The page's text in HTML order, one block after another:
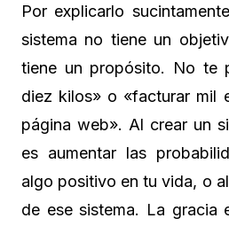
Por explicarlo
sistema no tiene un
tiene un propósito. No te
diez kilos» o «facturar mil
página web». Al crear un
es aumentar las
algo positivo en tu vida, o
de ese sistema. La gracia